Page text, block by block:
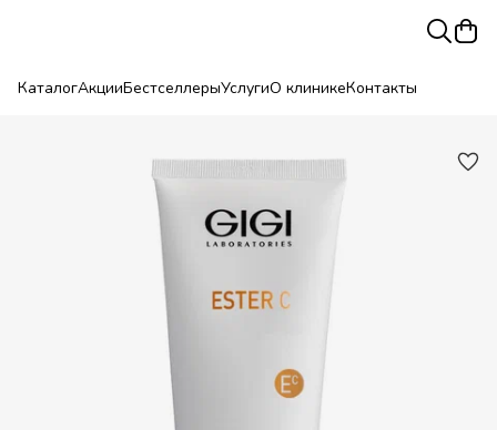
КаталогАкцииБестселлерыУслугиО клиникеКонтакты